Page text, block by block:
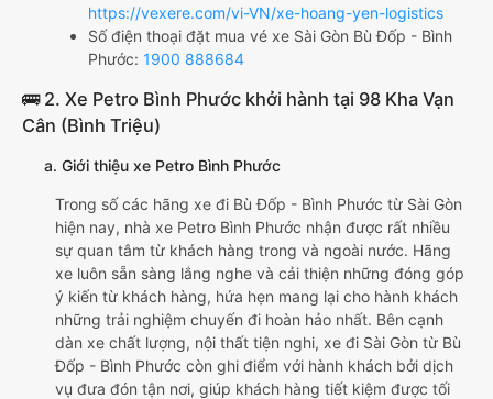
https://vexere.com/vi-VN/xe-hoang-yen-logistics
Số điện thoại đặt mua vé xe Sài Gòn Bù Đốp - Bình
Phước: 1900 888684
🚌 2. Xe Petro Bình Phước khởi hành tại 98 Kha Vạn
Cân (Bình Triệu)
a. Giới thiệu xe Petro Bình Phước
Trong số các hãng xe đi Bù Đốp - Bình Phước từ Sài Gòn
hiện nay, nhà xe Petro Bình Phước nhận được rất nhiều
sự quan tâm từ khách hàng trong và ngoài nước. Hãng
xe luôn sẵn sàng lắng nghe và cải thiện những đóng góp
ý kiến từ khách hàng, hứa hẹn mang lại cho hành khách
những trải nghiệm chuyến đi hoàn hảo nhất. Bên cạnh
dàn xe chất lượng, nội thất tiện nghi, xe đi Sài Gòn từ Bù
Đốp - Bình Phước còn ghi điểm với hành khách bởi dịch
vụ đưa đón tận nơi, giúp khách hàng tiết kiệm được tối